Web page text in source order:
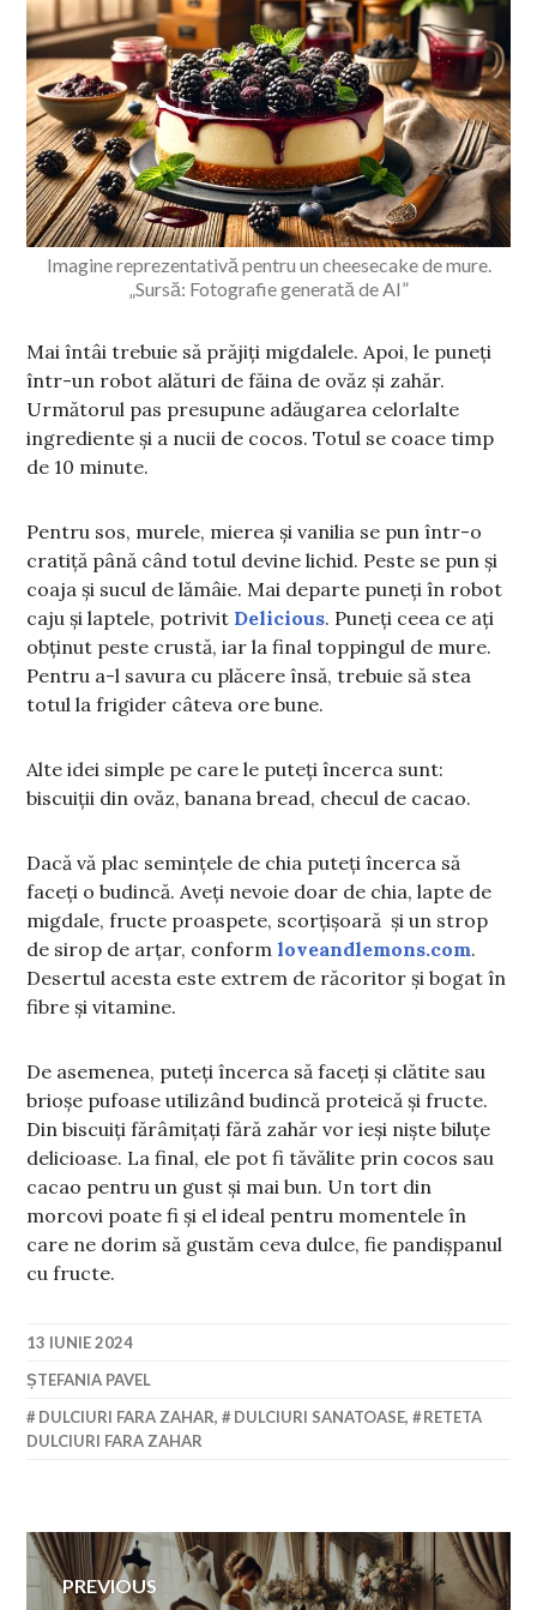
Imagine reprezentativă pentru un cheesecake de mure.
„Sursă: Fotografie generată de AI”
Mai întâi trebuie să prăjiți migdalele. Apoi, le puneți
într-un robot alături de făina de ovăz și zahăr.
Următorul pas presupune adăugarea celorlalte
ingrediente și a nucii de cocos. Totul se coace timp
de 10 minute.
Pentru sos, murele, mierea și vanilia se pun într-o
cratiță până când totul devine lichid. Peste se pun și
coaja și sucul de lămâie. Mai departe puneți în robot
caju și laptele, potrivit Delicious. Puneți ceea ce ați
obținut peste crustă, iar la final toppingul de mure.
Pentru a-l savura cu plăcere însă, trebuie să stea
totul la frigider câteva ore bune.
Alte idei simple pe care le puteți încerca sunt:
biscuiții din ovăz, banana bread, checul de cacao.
Dacă vă plac semințele de chia puteți încerca să
faceți o budincă. Aveți nevoie doar de chia, lapte de
migdale, fructe proaspete, scorțișoară și un strop
de sirop de arțar, conformloveandlemons.com.
Desertul acesta este extrem de răcoritor și bogat în
fibre și vitamine.
De asemenea, puteți încerca să faceți și clătite sau
brioșe pufoase utilizând budincă proteică și fructe.
Din biscuiți fărâmițați fără zahăr vor ieși niște biluțe
delicioase. La final, ele pot fi tăvălite prin cocos sau
cacao pentru un gust și mai bun. Un tort din
morcovi poate fi și el ideal pentru momentele în
care ne dorim să gustăm ceva dulce, fie pandișpanul
cu fructe.
13 IUNIE 2024
ȘTEFANIA PAVEL
DULCIURI FARA ZAHAR, DULCIURI SANATOASE,
RETETA
DULCIURI FARA ZAHAR
Navigare
PREVIOUS